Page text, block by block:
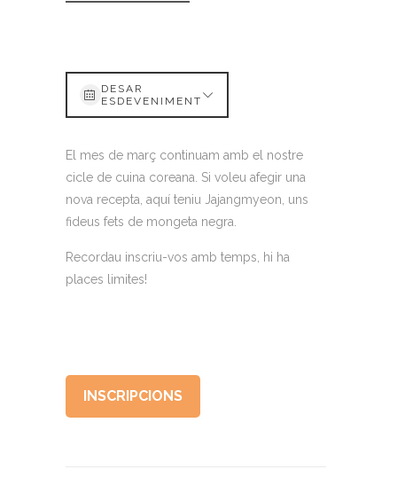
DESAR
ESDEVENIMENT
El mes de març continuam amb el nostre
cicle de cuina coreana. Si voleu afegir una
nova recepta, aquí teniu Jajangmyeon, uns
fideus fets de mongeta negra.
Recordau inscriu-vos amb temps, hi ha
places limites!
INSCRIPCIONS